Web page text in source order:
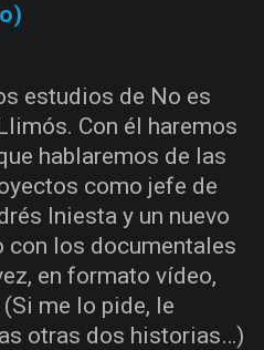
estudios de No es
Con él haremos
hablaremos de las
como jefe de
Iniesta y un nuevo
con los documentales
en formato vídeo,
me lo pide, le
otras dos historias…)